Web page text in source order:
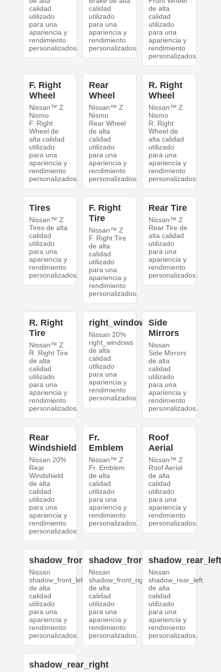
calidad
utilizado
para una
apariencia y
rendimiento
personalizados.
calidad
utilizado
para una
apariencia y
rendimiento
personalizados.
de alta
calidad
utilizado
para una
apariencia y
rendimiento
personalizados.
F. Right
Wheel
Nissan™ Z
Nismo
F. Right
Wheel de
alta calidad
utilizado
para una
apariencia y
rendimiento
personalizados.
Rear
Wheel
Nissan™ Z
Nismo
Rear Wheel
de alta
calidad
utilizado
para una
apariencia y
rendimiento
personalizados.
R. Right
Wheel
Nissan™ Z
Nismo
R. Right
Wheel de
alta calidad
utilizado
para una
apariencia y
rendimiento
personalizados.
Tires
Nissan™ Z
Tires de alta
calidad
utilizado
para una
apariencia y
rendimiento
personalizados.
F. Right
Tire
Nissan™ Z
F. Right Tire
de alta
calidad
utilizado
para una
apariencia y
rendimiento
personalizados.
Rear Tire
Nissan™ Z
Rear Tire de
alta calidad
utilizado
para una
apariencia y
rendimiento
personalizados.
R. Right
Tire
Nissan™ Z
R. Right Tire
de alta
calidad
utilizado
para una
apariencia y
rendimiento
personalizados.
right_windows
Nissan 20%
right_windows
de alta
calidad
utilizado
para una
apariencia y
rendimiento
personalizados.
Side
Mirrors
Nissan
Side Mirrors
de alta
calidad
utilizado
para una
apariencia y
rendimiento
personalizados.
Rear
Windshield
Nissan 20%
Rear
Windshield
de alta
calidad
utilizado
para una
apariencia y
rendimiento
personalizados.
Fr.
Emblem
Nissan™ Z
Fr. Emblem
de alta
calidad
utilizado
para una
apariencia y
rendimiento
personalizados.
Roof
Aerial
Nissan™ Z
Roof Aerial
de alta
calidad
utilizado
para una
apariencia y
rendimiento
personalizados.
shadow_front_left
Nissan
shadow_front_left
de alta
calidad
utilizado
para una
apariencia y
rendimiento
personalizados.
shadow_front_right
Nissan
shadow_front_right
de alta
calidad
utilizado
para una
apariencia y
rendimiento
personalizados.
Nissan
shadow_rear_left
de alta
calidad
utilizado
para una
apariencia y
rendimiento
personalizados.
shadow_rear_right